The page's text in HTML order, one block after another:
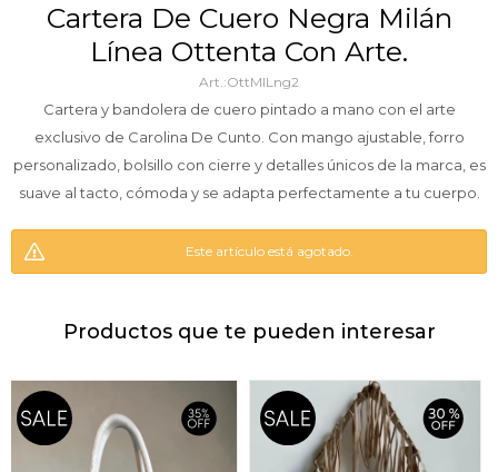
Cartera De Cuero Negra Milán
Línea Ottenta Con Arte.
OttMILng2
Cartera y bandolera de cuero pintado a mano con el arte
exclusivo de Carolina De Cunto. Con mango ajustable, forro
personalizado, bolsillo con cierre y detalles únicos de la marca, es
suave al tacto, cómoda y se adapta perfectamente a tu cuerpo.
Este artículo está agotado.
Productos que te pueden interesar